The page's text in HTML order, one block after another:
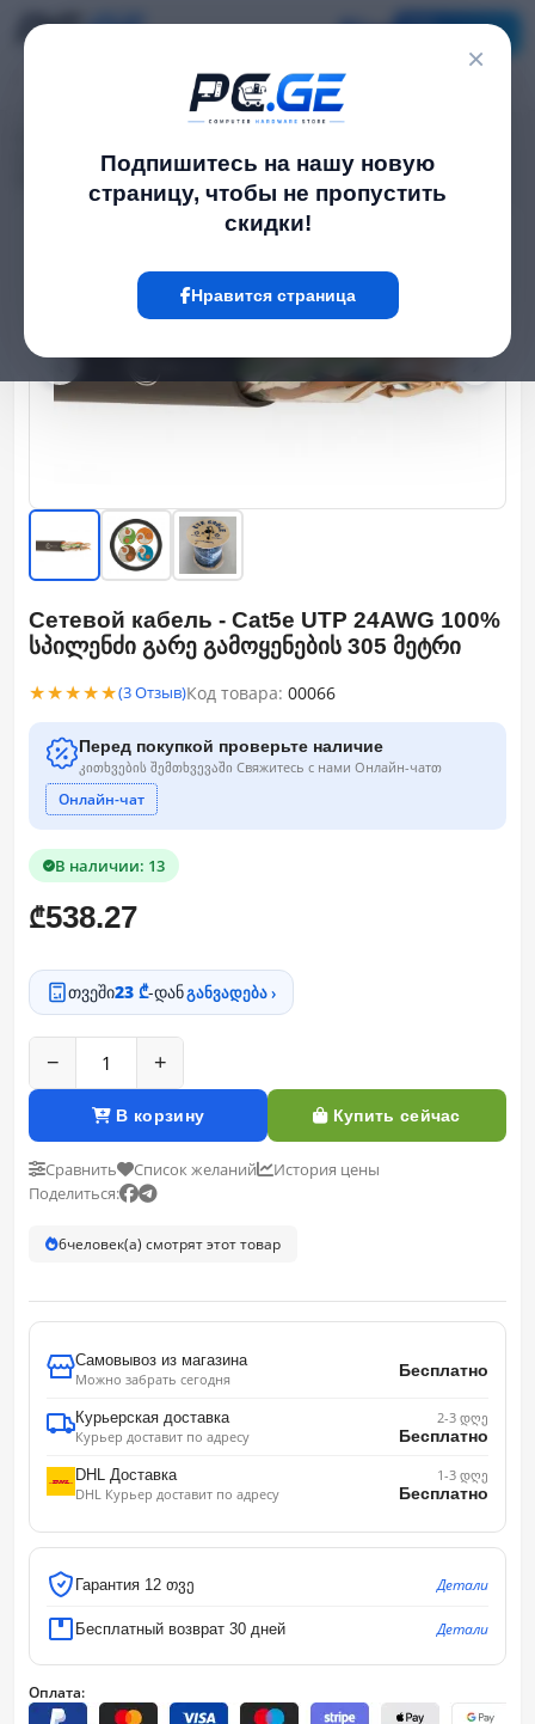
×
Подпишитесь на нашу новую
страницу, чтобы не пропустить
скидки!
Нравится страница
Сетевой кабель - Cat5e UTP 24AWG 100% სპილენძი გარე გამოყენების
‹ ›
Сетевой кабель - Cat5e UTP 24AWG 100%
სპილენძი გარე გამოყენების 305 მეტრი
★★★★★(3 Отзыв)Код товара: 00066
Перед покупкой проверьте наличие
კითხვების შემთხვევაში Свяжитесь с нами Онлайн-чатთ
Онлайн-чат
В наличии: 13
₾538.27
თვეში23 ₾-დანგანვადება ›
− +
В корзину Купить сейчас
Сравнить Список желаний
История цены
Поделиться:
6человек(а) смотрят этот товар
Самовывоз из магазина
Можно забрать сегодня
Бесплатно
Курьерская доставка
Курьер доставит по адресу
2-3 დღე
Бесплатно
DHL Доставка
DHL Курьер доставит по адресу
1-3 დღე
Бесплатно
Гарантия 12 თვე Детали
Бесплатный возврат 30 дней Детали
Оплата: